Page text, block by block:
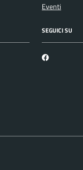
Eventi
SEGUICI SU
Facebook